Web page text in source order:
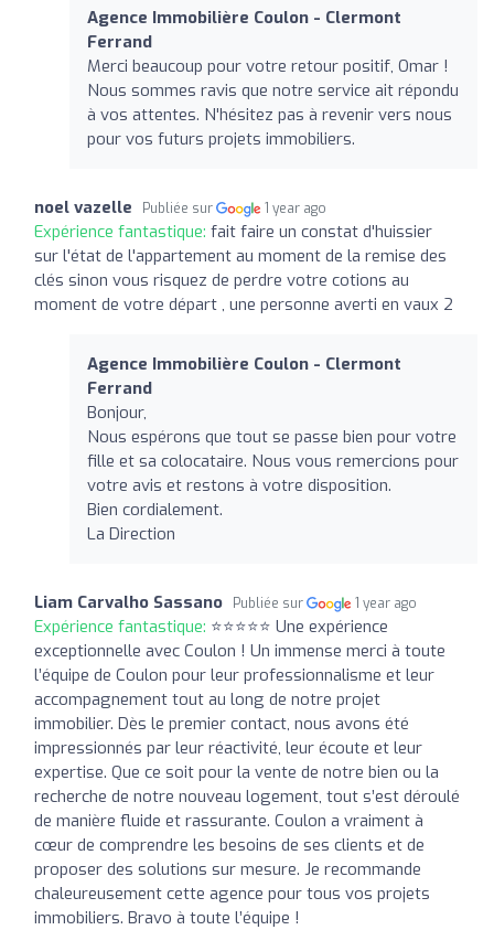
Agence Immobilière Coulon - Clermont
Ferrand
Merci beaucoup pour votre retour positif, Omar !
Nous sommes ravis que notre service ait répondu
à vos attentes. N'hésitez pas à revenir vers nous
pour vos futurs projets immobiliers.
noel vazelle Publiée sur 1 year ago
Expérience fantastique: fait faire un constat d'huissier
sur l'état de l'appartement au moment de la remise des
clés sinon vous risquez de perdre votre cotions au
moment de votre départ , une personne averti en vaux 2
Agence Immobilière Coulon - Clermont
Ferrand
Bonjour,
Nous espérons que tout se passe bien pour votre
fille et sa colocataire. Nous vous remercions pour
votre avis et restons à votre disposition.
Bien cordialement.
La Direction
Liam Carvalho Sassano Publiée sur 1 year ago
Expérience fantastique: ⭐⭐⭐⭐⭐ Une expérience
exceptionnelle avec Coulon ! Un immense merci à toute
l’équipe de Coulon pour leur professionnalisme et leur
accompagnement tout au long de notre projet
immobilier. Dès le premier contact, nous avons été
impressionnés par leur réactivité, leur écoute et leur
expertise. Que ce soit pour la vente de notre bien ou la
recherche de notre nouveau logement, tout s’est déroulé
de manière fluide et rassurante. Coulon a vraiment à
cœur de comprendre les besoins de ses clients et de
proposer des solutions sur mesure. Je recommande
chaleureusement cette agence pour tous vos projets
immobiliers. Bravo à toute l’équipe !